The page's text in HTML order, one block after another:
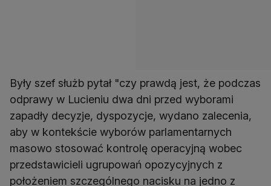
Były szef służb pytał "czy prawdą jest, że podczas
odprawy w Lucieniu dwa dni przed wyborami
zapadły decyzje, dyspozycje, wydano zalecenia,
aby w kontekście wyborów parlamentarnych
masowo stosować kontrolę operacyjną wobec
przedstawicieli ugrupowań opozycyjnych z
położeniem szczególnego nacisku na jedno z